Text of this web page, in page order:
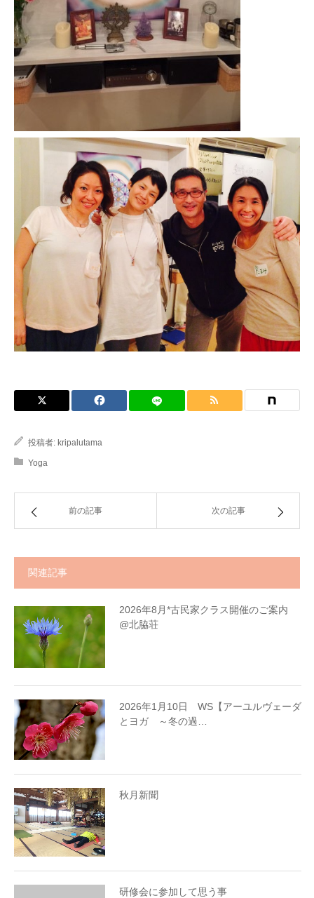
投稿者: kripalutama
Yoga
前の記事 次の記事
関連記事
2026年8月*古民家クラス開催のご案内
@北脇荘
2026年1月10日 WS【アーユルヴェーダ
とヨガ ～冬の過…
秋月新聞
研修会に参加して思う事